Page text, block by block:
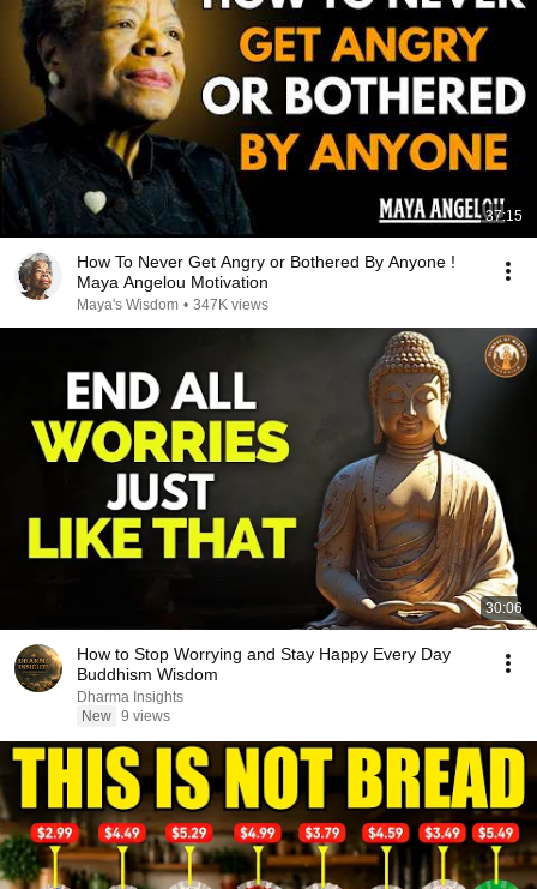
37:15
How To Never Get Angry or Bothered By Anyone !
Maya Angelou Motivation
Maya's Wisdom • 347K views
30:06
How to Stop Worrying and Stay Happy Every Day
Buddhism Wisdom
Dharma Insights
New 9 views